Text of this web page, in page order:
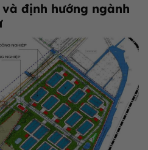
định hướng ngành